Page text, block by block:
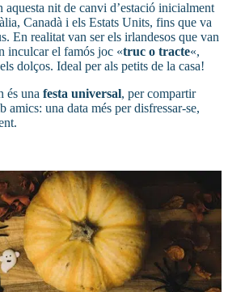
aquesta nit de canvi d’estació inicialment
Canadà i els Estats Units, fins que va
En realitat van ser els irlandesos que van
inculcar el famós joc «truc o tracte«,
dolços. Ideal per als petits de la casa!
és una festa universal, per compartir
amics: una data més per disfressar-se,